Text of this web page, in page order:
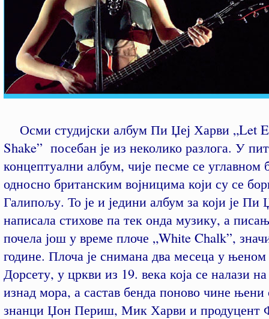
Осми студијски албум Пи Џеј Харви „Let
Shake” посебан је из неколико разлога. У
концептуални албум, чије песме се углавном
односно британским војницима који су се
Галипољу. То је и једини албум за који је Пи
написала стихове па тек онда музику, а
почела још у време плоче „White Chalk”,
године. Плоча је снимана два месеца у
Дорсету, у цркви из 19. века која се налази
изнад мора, а састав бенда поново чине њени
знанци Џон Периш, Мик Харви и продуцент